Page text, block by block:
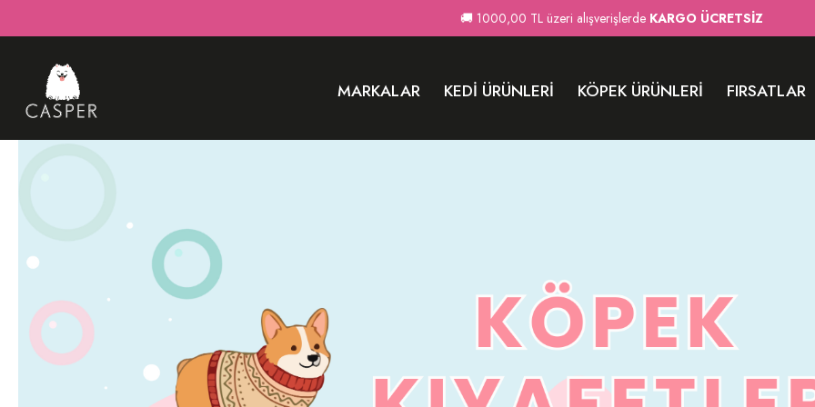
🚚 1000,00 TL üzeri alışverişlerde KARGO ÜCRETSİZ
MARKALAR KEDI ÜRÜNLERI KÖPEK ÜRÜNLERI FIRSATLAR